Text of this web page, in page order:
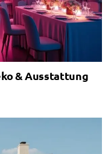
& Ausstattung